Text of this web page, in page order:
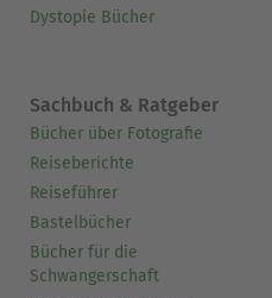
Dystopie Bücher
Sachbuch & Ratgeber
Bücher über Fotografie
Reiseberichte
Reiseführer
Bastelbücher
Bücher für die
Schwangerschaft